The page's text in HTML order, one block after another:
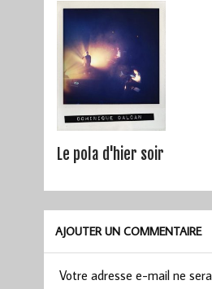
Le pola d'hier soir
AJOUTER UN COMMENTAIRE
Votre adresse e-mail ne